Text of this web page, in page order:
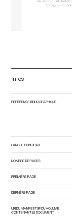
Infos
RÉFÉRENCE BIBLIOGRAPHIQUE
LANGUE PRINCIPALE
NOMBRE DE PAGES
PREMIÈRE PAGE
DERNIÈRE PAGE
URI DU MANIFEST IIIF DU VOLUME
CONTENANT LE DOCUMENT